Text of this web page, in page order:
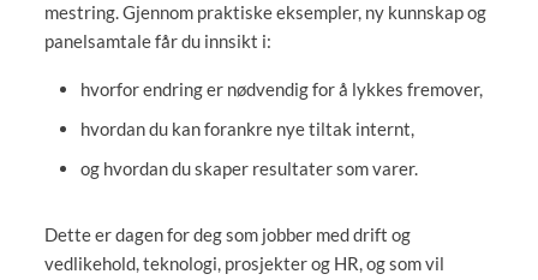
mestring. Gjennom praktiske eksempler, ny kunnskap og
panelsamtale får du innsikt i:
hvorfor endring er nødvendig for å lykkes fremover,
hvordan du kan forankre nye tiltak internt,
og hvordan du skaper resultater som varer.
Dette er dagen for deg som jobber med drift og
vedlikehold, teknologi, prosjekter og HR, og som vil